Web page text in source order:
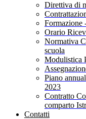
Direttiva di
Formazione
Orario
Normativa
scuola
Modulistica
Piano
2023
Contratto
comparto
Contatti